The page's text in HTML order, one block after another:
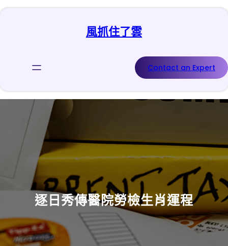
跳
風抓住了雲
Contact an Expert
逐日秀傳醫院勞檢生肖運程